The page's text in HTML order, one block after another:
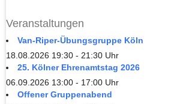
Veranstaltungen
Van-Riper-Übungsgruppe Köln
18.08.2026 19:30 - 21:30 Uhr
25. Kölner Ehrenamtstag 2026
06.09.2026 13:00 - 17:00 Uhr
Offener Gruppenabend